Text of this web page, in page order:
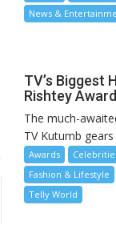
News &
TV’s Biggest
Rishtey
The much-
TV Kutumb
Awards
Fashion & Lifestyle
Telly World